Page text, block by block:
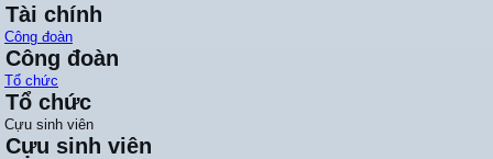
Tài chính
Công đoàn
Công đoàn
Tổ chức
Tổ chức
Cựu sinh viên
Cựu sinh viên